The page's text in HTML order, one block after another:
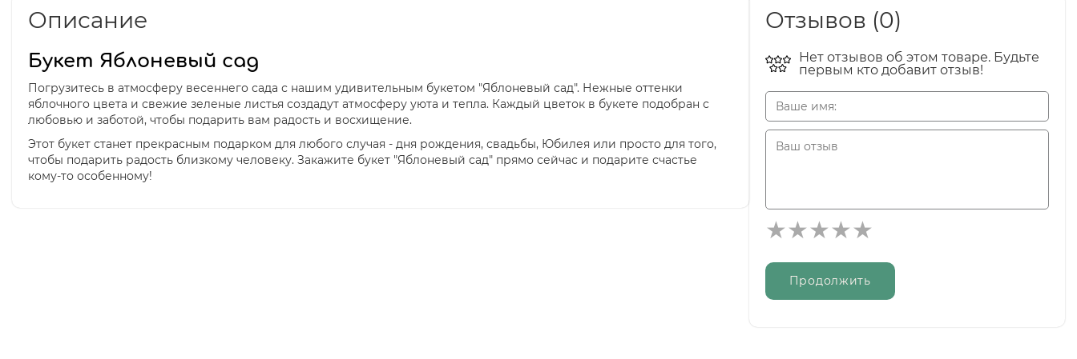
Описание
Букет Яблоневый сад
Погрузитесь в атмосферу весеннего сада с нашим удивительным букетом "Яблоневый сад". Нежные оттенки
яблочного цвета и свежие зеленые листья создадут атмосферу уюта и тепла. Каждый цветок в букете подобран с
любовью и заботой, чтобы подарить вам радость и восхищение.
Этот букет станет прекрасным подарком для любого случая - дня рождения, свадьбы, Юбилея или просто для того,
чтобы подарить радость близкому человеку. Закажите букет "Яблоневый сад" прямо сейчас и подарите счастье
кому-то особенному!
Отзывов (0)
Нет отзывов об этом товаре. Будьте
первым кто добавит отзыв!
Продолжить